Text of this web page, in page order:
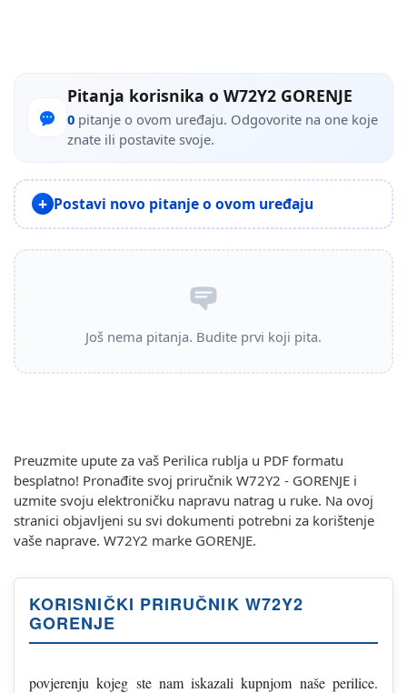
Pitanja korisnika o W72Y2 GORENJE
0 pitanje o ovom uređaju. Odgovorite na one koje
znate ili postavite svoje.
Postavi novo pitanje o ovom uređaju
Još nema pitanja. Budite prvi koji pita.
Preuzmite upute za vaš Perilica rublja u PDF formatu
besplatno! Pronađite svoj priručnik W72Y2 - GORENJE i
uzmite svoju elektroničku napravu natrag u ruke. Na ovoj
stranici objavljeni su svi dokumenti potrebni za korištenje
vaše naprave. W72Y2 marke GORENJE.
KORISNIČKI PRIRUČNIK W72Y2
GORENJE
povjerenju kojeg ste nam iskazali kupnjom naše perilice.